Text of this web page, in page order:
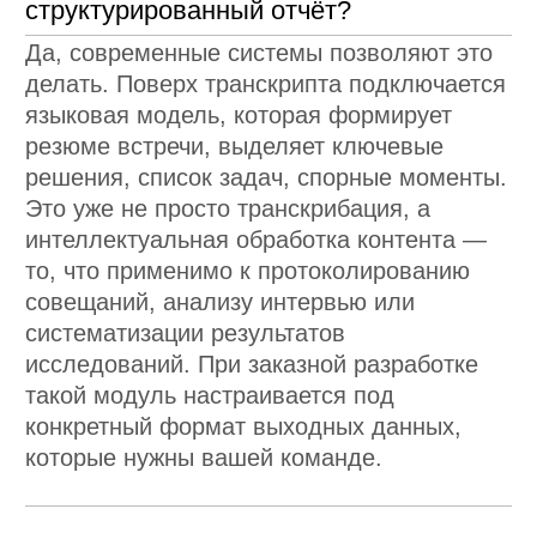
КАРЬЕРА
/ ВАКАНСИИ
/ ПОЛИТИКА ИСПОЛЬЗОВАНИЯ COOKIE-ФАЙЛОВ
/ ПОЛИТИКА ИСПОЛЬЗОВАНИЯ ПЕРСОНАЛЬНЫХ
ДАННЫХ
ПОДПИШИТЕСЬ
ОФИСЫ
МОСКВА, ДМИТРОВСКОЕ Ш., 81
УЛЬЯНОВСК, УЛ. ОРЛОВА, 20